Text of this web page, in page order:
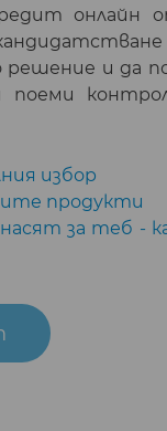
онлайн
и да
поеми
избор
продукти
за теб -